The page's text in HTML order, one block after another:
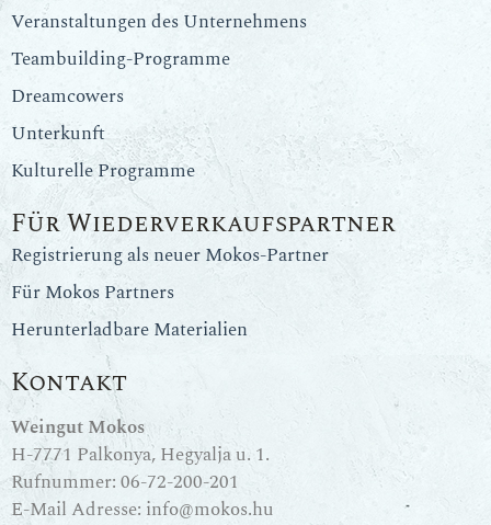
Veranstaltungen des Unternehmens
Teambuilding-Programme
Dreamcowers
Unterkunft
Kulturelle Programme
Für Wiederverkaufspartner
Registrierung als neuer Mokos-Partner
Für Mokos Partners
Herunterladbare Materialien
Kontakt
Weingut Mokos
H-7771 Palkonya, Hegyalja u. 1.
Rufnummer:06-72-200-201
E-Mail Adresse: info@mokos.hu